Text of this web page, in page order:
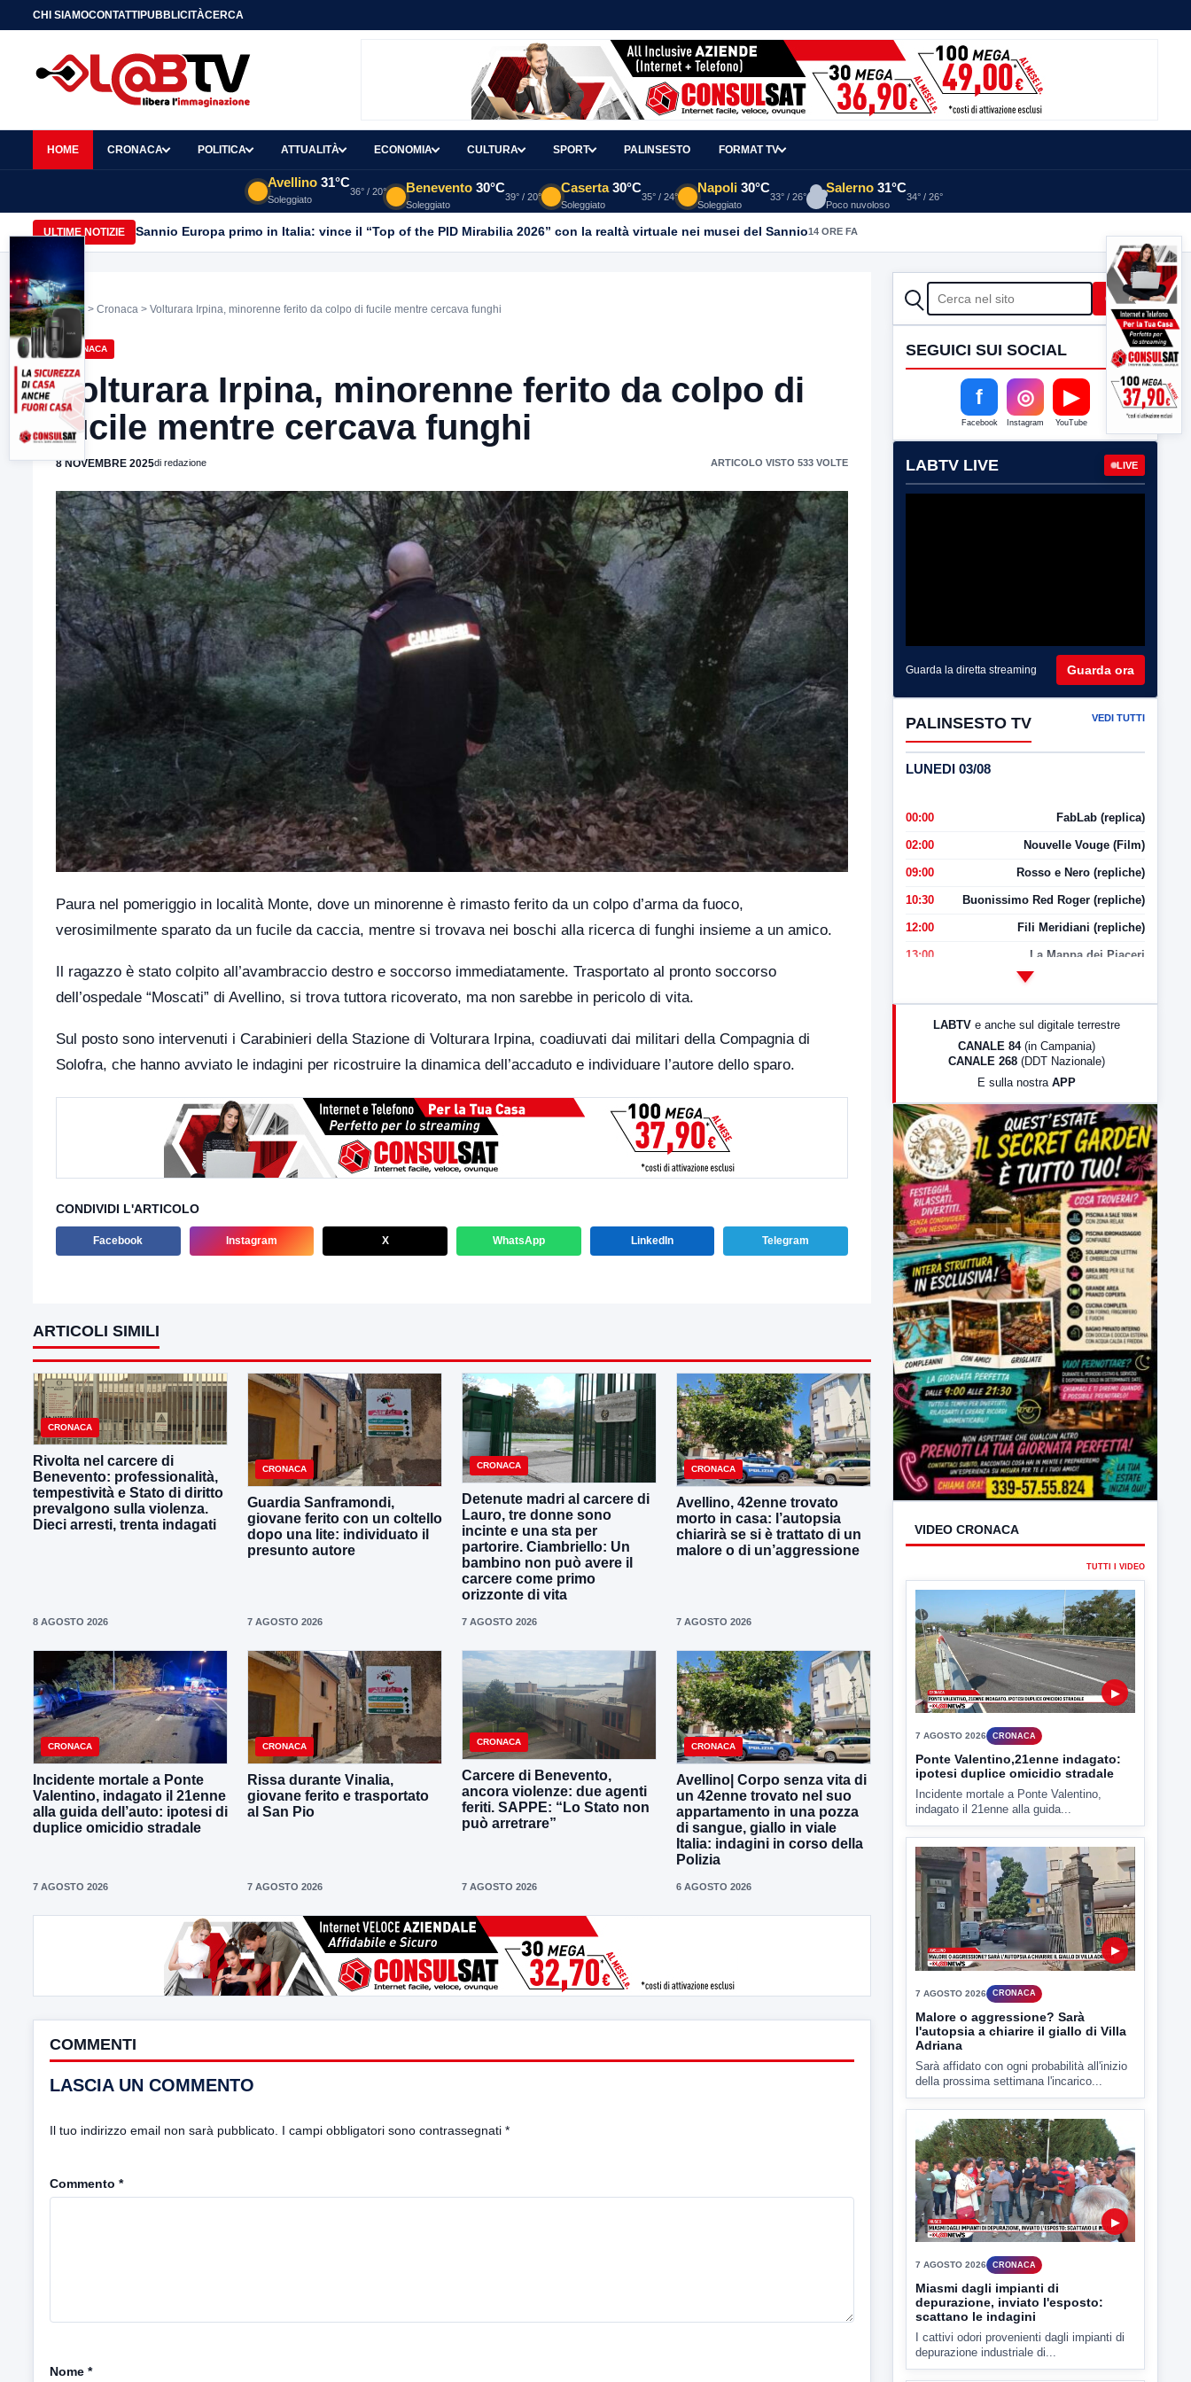
CHI SIAMOCONTATTIPUBBLICITÀCERCA
HOME CRONACA POLITICA ATTUALITÀ ECONOMIA CULTURA SPORT PALINSESTO FORMAT TV
Avellino 31°C
Soleggiato
36° / 20° Benevento 30°C
Soleggiato
39° / 20°
Caserta 30°C
Soleggiato
35° / 24°
Napoli 30°C
Soleggiato
33° / 26°
Salerno 31°C
Poco nuvoloso
34° / 26°
ULTIME NOTIZIE Sannio Europa primo in Italia: vince il “Top of the PID Mirabilia 2026” con la realtà virtuale nei musei del Sannio14 ORE FA
Home > Cronaca > Volturara Irpina, minorenne ferito da colpo di fucile mentre cercava funghi
CRONACA
Volturara Irpina, minorenne ferito da colpo di
fucile mentre cercava funghi
8 NOVEMBRE 2025di redazione ARTICOLO VISTO 533 VOLTE
Paura nel pomeriggio in località Monte, dove un minorenne è rimasto ferito da un colpo d’arma da fuoco,
verosimilmente sparato da un fucile da caccia, mentre si trovava nei boschi alla ricerca di funghi insieme a un amico.
Il ragazzo è stato colpito all’avambraccio destro e soccorso immediatamente. Trasportato al pronto soccorso
dell’ospedale “Moscati” di Avellino, si trova tuttora ricoverato, ma non sarebbe in pericolo di vita.
Sul posto sono intervenuti i Carabinieri della Stazione di Volturara Irpina, coadiuvati dai militari della Compagnia di
Solofra, che hanno avviato le indagini per ricostruire la dinamica dell’accaduto e individuare l’autore dello sparo.
CONDIVIDI L'ARTICOLO
Facebook Instagram X WhatsApp LinkedIn Telegram
ARTICOLI SIMILI
CRONACA
Rivolta nel carcere di
Benevento: professionalità,
tempestività e Stato di diritto
prevalgono sulla violenza.
Dieci arresti, trenta indagati
8 AGOSTO 2026
CRONACA
Guardia Sanframondi,
giovane ferito con un coltello
dopo una lite: individuato il
presunto autore
7 AGOSTO 2026
CRONACA
Detenute madri al carcere di
Lauro, tre donne sono
incinte e una sta per
partorire. Ciambriello: Un
bambino non può avere il
carcere come primo
orizzonte di vita
7 AGOSTO 2026
CRONACA
Avellino, 42enne trovato
morto in casa: l’autopsia
chiarirà se si è trattato di un
malore o di un’aggressione
7 AGOSTO 2026
CRONACA
Incidente mortale a Ponte
Valentino, indagato il 21enne
alla guida dell’auto: ipotesi di
duplice omicidio stradale
7 AGOSTO 2026
CRONACA
Rissa durante Vinalia,
giovane ferito e trasportato
al San Pio
7 AGOSTO 2026
CRONACA
Carcere di Benevento,
ancora violenze: due agenti
feriti. SAPPE: “Lo Stato non
può arretrare”
7 AGOSTO 2026
CRONACA
Avellino| Corpo senza vita di
un 42enne trovato nel suo
appartamento in una pozza
di sangue, giallo in viale
Italia: indagini in corso della
Polizia
6 AGOSTO 2026
COMMENTI
LASCIA UN COMMENTO
Il tuo indirizzo email non sarà pubblicato. I campi obbligatori sono contrassegnati *
Commento *
Nome *
CERCA Cerca
SEGUICI SUI SOCIAL
f
Facebook
◎
Instagram
▶
YouTube
LABTV LIVE LIVE
Guarda la diretta streaming Guarda ora
PALINSESTO TV VEDI TUTTI
LUNEDI 03/08
00:00 FabLab (replica)
02:00 Nouvelle Vouge (Film)
09:00 Rosso e Nero (repliche)
10:30 Buonissimo Red Roger (repliche)
12:00 Fili Meridiani (repliche)
13:00 La Mappa dei Piaceri
LabNews (Diretta)
23:00 LabNews (replica)
LABTV e anche sul digitale terrestre
CANALE 84 (in Campania)
CANALE 268 (DDT Nazionale)
E sulla nostra APP
VIDEO CRONACA
TUTTI I VIDEO
▶
CRONACA
Ponte Valentino,21enne indagato:
ipotesi duplice omicidio stradale
Incidente mortale a Ponte Valentino,
indagato il 21enne alla guida...
7 AGOSTO 2026 CRONACA
Malore o aggressione? Sarà
l'autopsia a chiarire il giallo di Villa
Adriana
Sarà affidato con ogni probabilità all'inizio
della prossima settimana l'incarico...
7 AGOSTO 2026 CRONACA
Miasmi dagli impianti di
depurazione, inviato l'esposto:
scattano le indagini
I cattivi odori provenienti dagli impianti di
depurazione industriale di...